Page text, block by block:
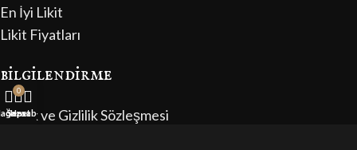
En İyi Likit
Likit Fiyatları
bilgilendirme
Üyelik ve Gizlilik Sözleşmesi
0
Sepet
Hesabım